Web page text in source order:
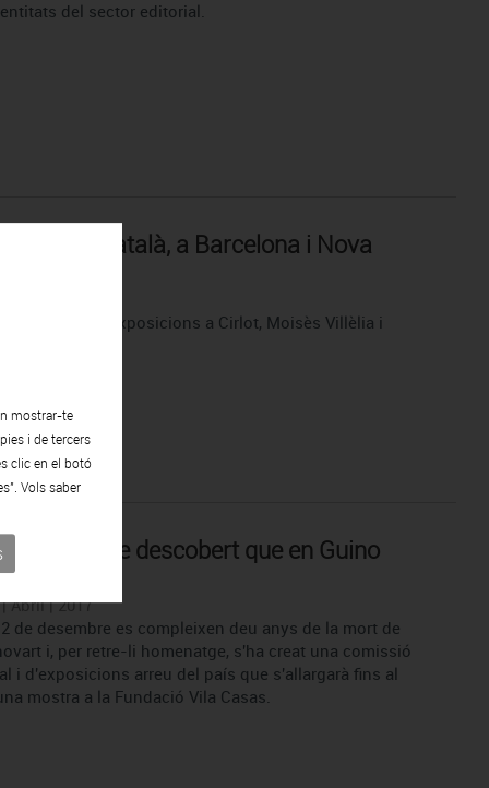
del sector editorial.
de l´art català, a Barcelona i Nova
dedica tres exposicions a Cirlot, Moisès Villèlia i
anys he descobert que en Guino
Abril | 2017
de desembre es compleixen deu anys de la mort de
i, per retre-li homenatge, s'ha creat una comissió
i d'exposicions arreu del país que s'allargarà fins al
mostra a la Fundació Vila Casas.
mostrar-te
i de tercers
clic en el botó
Vols saber